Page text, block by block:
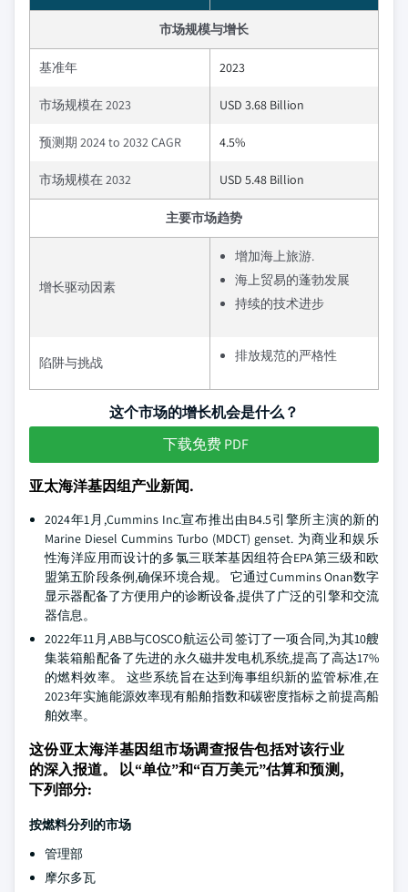
市场规模与增长
基准年 2023
市场规模在 2023 USD 3.68 Billion
预测期 2024 to 2032 CAGR 4.5%
市场规模在 2032 USD 5.48 Billion
主要市场趋势
增长驱动因素
增加海上旅游.
海上贸易的蓬勃发展
持续的技术进步
陷阱与挑战 排放规范的严格性
这个市场的增长机会是什么？
下载免费 PDF
亚太海洋基因组产业新闻.
2024年1月,Cummins Inc.宣布推出由B4.5引擎所主演的新的
Marine Diesel Cummins Turbo (MDCT) genset. 为商业和娱乐
性海洋应用而设计的多氯三联苯基因组符合EPA第三级和欧
盟第五阶段条例,确保环境合规。 它通过Cummins Onan数字
显示器配备了方便用户的诊断设备,提供了广泛的引擎和交流
器信息。
2022年11月,ABB与COSCO航运公司签订了一项合同,为其10艘
集装箱船配备了先进的永久磁井发电机系统,提高了高达17%
的燃料效率。 这些系统旨在达到海事组织新的监管标准,在
2023年实施能源效率现有船舶指数和碳密度指标之前提高船
舶效率。
这份亚太海洋基因组市场调查报告包括对该行业
的深入报道。 以“单位”和“百万美元”估算和预测,
下列部分:
按燃料分列的市场
管理部
摩尔多瓦